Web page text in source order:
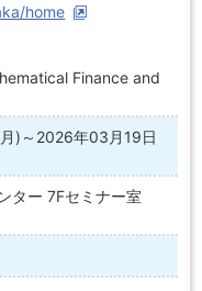
home
Finance and
)～2026年03月19日
ター 7Fセミナー室